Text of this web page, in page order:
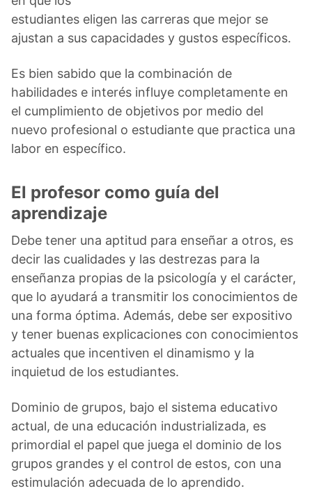
estudiantes eligen las carreras que mejor se
ajustan a sus capacidades y gustos específicos.
Es bien sabido que la combinación de
habilidades e interés influye completamente en
el cumplimiento de objetivos por medio del
nuevo profesional o estudiante que practica una
labor en específico.
El profesor como guía del
aprendizaje
Debe tener una aptitud para enseñar a otros, es
decir las cualidades y las destrezas para la
enseñanza propias de la psicología y el carácter,
que lo ayudará a transmitir los conocimientos de
una forma óptima. Además, debe ser expositivo
y tener buenas explicaciones con conocimientos
actuales que incentiven el dinamismo y la
inquietud de los estudiantes.
Dominio de grupos, bajo el sistema educativo
actual, de una educación industrializada, es
primordial el papel que juega el dominio de los
grupos grandes y el control de estos, con una
estimulación adecuada de lo aprendido.